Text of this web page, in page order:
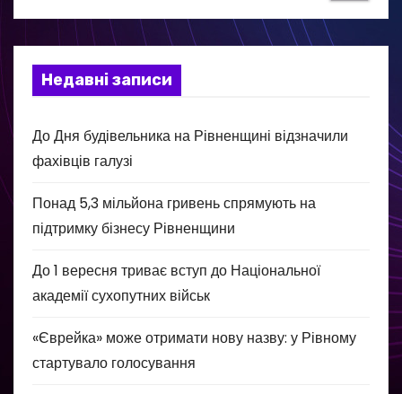
Недавні записи
До Дня будівельника на Рівненщині відзначили
фахівців галузі
Понад 5,3 мільйона гривень спрямують на
підтримку бізнесу Рівненщини
До 1 вересня триває вступ до Національної
академії сухопутних військ
«Єврейка» може отримати нову назву: у Рівному
стартувало голосування